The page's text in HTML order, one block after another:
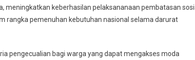
meningkatkan keberhasilan pelaksananaan pembatasan
rangka pemenuhan kebutuhan nasional selama darurat
pengecualian bagi warga yang dapat mengakses moda